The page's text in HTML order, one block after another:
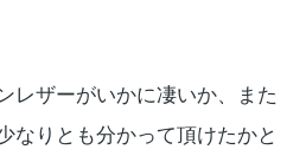
レザーがいかに凄いか、また
なりとも分かって頂けたかと